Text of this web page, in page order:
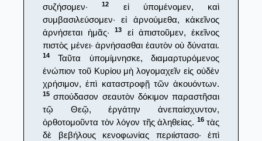
συζήσομεν·12
εἰ ὑπομένομεν, καὶ
συμβασιλεύσομεν· εἰ ἀρνούμεθα, κἀκεῖνος
ἀρνήσεται ἡμᾶς·13
εἰ ἀπιστοῦμεν, ἐκεῖνος
πιστὸς μένει· ἀρνήσασθαι ἑαυτὸν οὐ δύναται.
14
Ταῦτα ὑπομίμνησκε, διαμαρτυρόμενος
ἐνώπιον τοῦ Κυρίου μὴ λογομαχεῖν εἰς οὐδὲν
χρήσιμον, ἐπὶ καταστροφῇ τῶν ἀκουόντων.
15 σπούδασον σεαυτὸν δόκιμον παραστῆσαι
τῷ Θεῷ, ἐργάτην ἀνεπαίσχυντον,
ὀρθοτομοῦντα τὸν λόγον τῆς ἀληθείας. 16τὰς
δὲ βεβήλους κενοφωνίας περιίστασο· ἐπὶ